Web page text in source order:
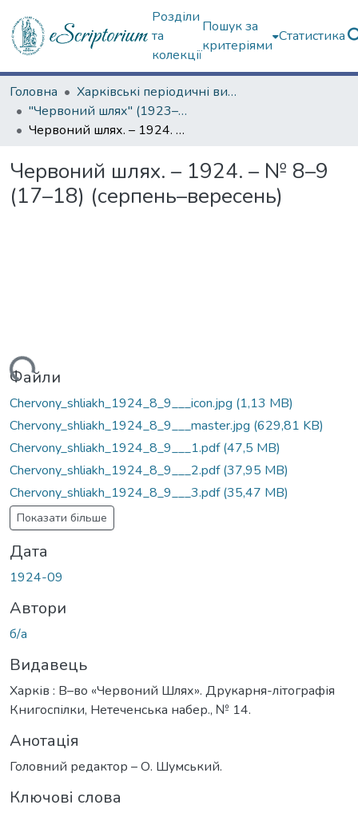
Розділи
та
колекції
Пошук за
критеріями
Статистика
Головна
Харківські періодичні видання
"Червоний шлях" (1923–1936 рр.)
Червоний шлях. – 1924. – № 8–9 (17–18) (серпень–вересень)
Червоний шлях. – 1924. – № 8–9
(17–18) (серпень–вересень)
Файли
Chervony_shliakh_1924_8_9___icon.jpg (1,13 MB)
Chervony_shliakh_1924_8_9___master.jpg (629,81 KB)
Chervony_shliakh_1924_8_9___1.pdf(47,5 MB)
Chervony_shliakh_1924_8_9___2.pdf(37,95 MB)
Chervony_shliakh_1924_8_9___3.pdf(35,47 MB)
Показати більше
Дата
1924-09
Автори
б/а
Видавець
Харків : В–во «Червоний Шлях». Друкарня-літографія
Книгоспілки, Нетеченська набер., № 14.
Анотація
Головний редактор – О. Шумський.
Ключові слова